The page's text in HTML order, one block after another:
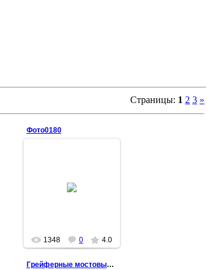
Страницы: 1 2 3 »
Фото0180
2015-06-09
1348 0 4.0
Грейферные мостовые краны